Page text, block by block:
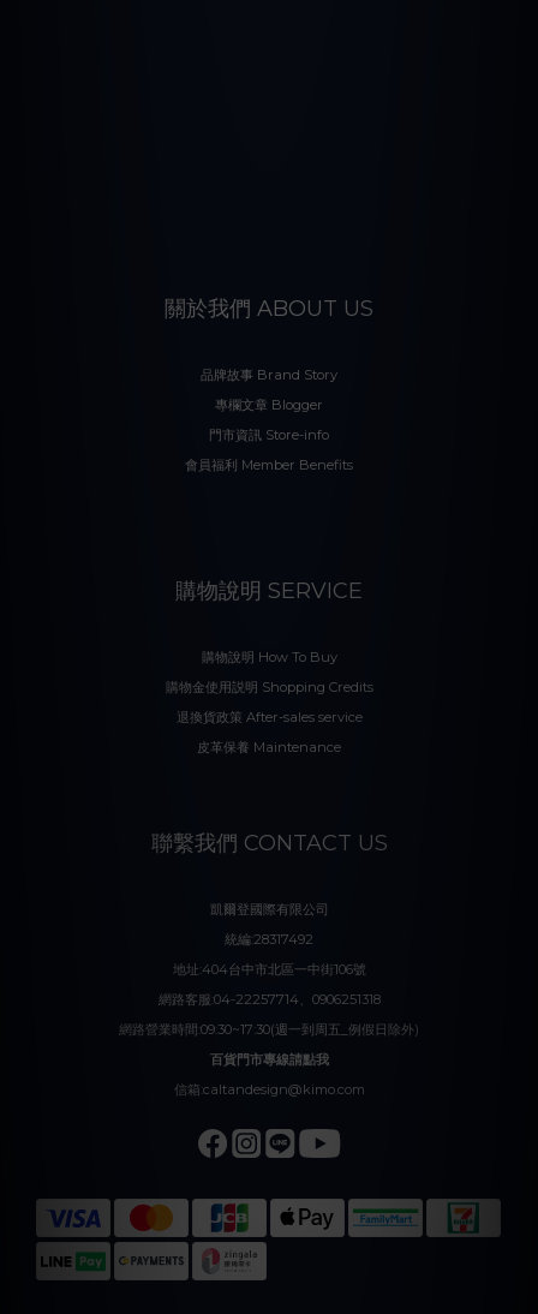
關於我們 ABOUT US
品牌故事 Brand Story
專欄文章 Blogger
門市資訊 Store-info
會員福利 Member Benefits
購物說明 SERVICE
購物說明 How To Buy
購物金使用説明 Shopping Credits
退換貨政策 After-sales service
皮革保養 Maintenance
聯繫我們 CONTACT US
凱爾登國際有限公司
統編:28317492
地址:404台中市北區一中街106號
網路客服:04-22257714、0906251318
網路營業時間:09:30~17:30(週一到周五_例假日除外)
百貨門市專線請點我
信箱:caltandesign@kimo.com